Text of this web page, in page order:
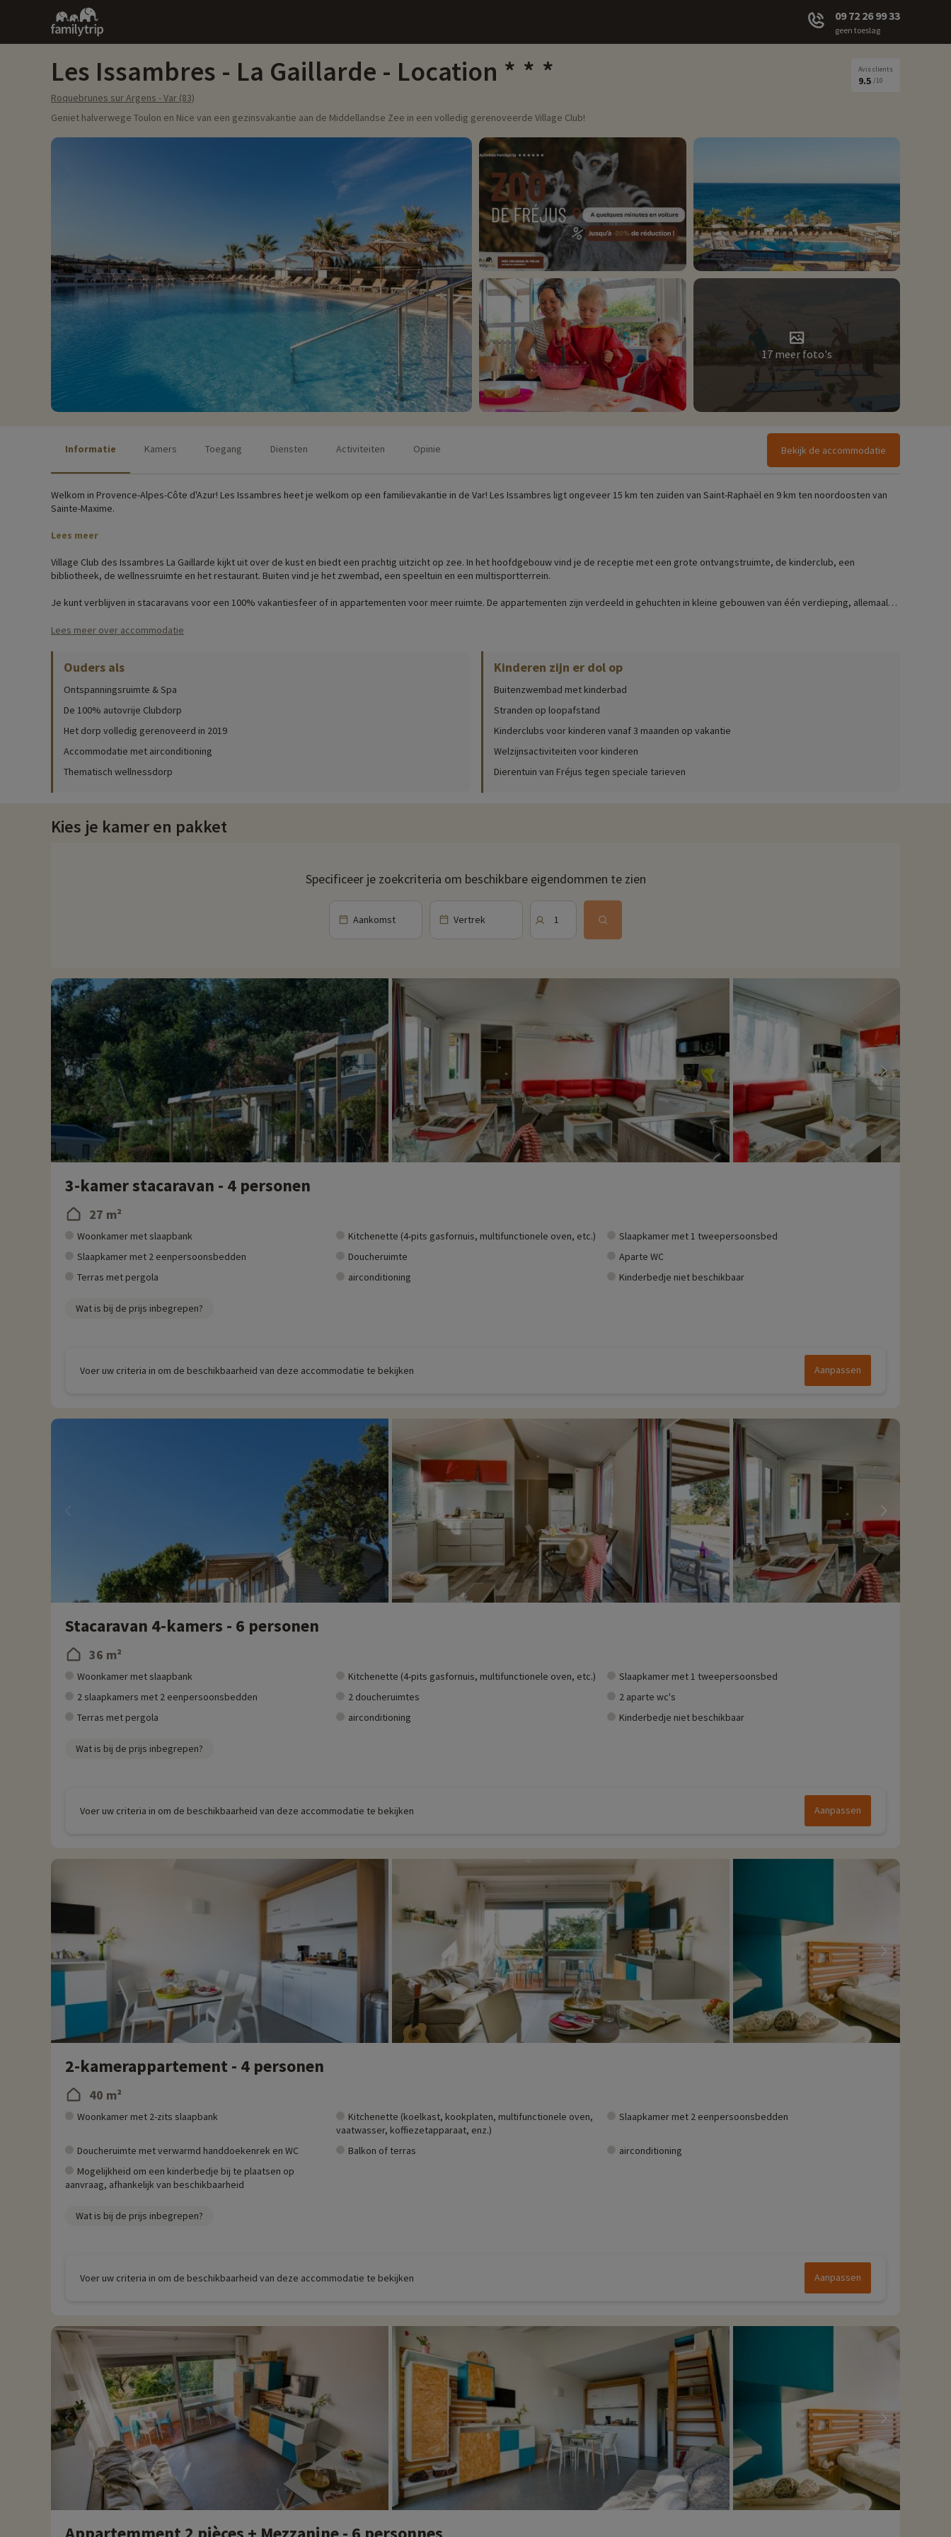
Family
trip
09 72 26 99 33
geen toeslag
Les Issambres - La Gaillarde - Location
Roquebrunes sur Argens - Var (83)
Avis clients
9.5 /10
Geniet halverwege Toulon en Nice van een gezinsvakantie aan de Middellandse Zee in een volledig gerenoveerde Village Club!
17 meer foto's
Informatie Kamers Toegang Diensten Activiteiten Opinie Bekijk de accommodatie
Welkom in Provence-Alpes-Côte d'Azur! Les Issambres heet je welkom op een familievakantie in de Var! Les Issambres ligt ongeveer 15 km ten zuiden van Saint-Raphaël en 9 km ten noordoosten van
Sainte-Maxime.
Lees meer
Village Club des Issambres La Gaillarde kijkt uit over de kust en biedt een prachtig uitzicht op zee. In het hoofdgebouw vind je de receptie met een grote ontvangstruimte, de kinderclub, een
bibliotheek, de wellnessruimte en het restaurant. Buiten vind je het zwembad, een speeltuin en een multisportterrein.
Je kunt verblijven in stacaravans voor een 100% vakantiesfeer of in appartementen voor meer ruimte. De appartementen zijn verdeeld in gehuchten in kleine gebouwen van één verdieping, allemaal
Klik hiervoor precieze informatie over de activiteiten ter plaatse (openingsdata, leeftijden van de clubs, inhoud van het babypakket, enz.
Profiteer van het buitenzwembad en het prachtige uitzicht op zee om af te koelen of te ontspannen op je ligstoel. Om te ontspannen staan het bubbelbad, de hamam en de sauna ook tot je
beschikking. Als je de voorkeur geeft aan de zee, is het zandstrand te voet bereikbaar vanaf de village club via een kleine, perfect beveiligde ondergrondse passage, ideaal voor gezinnen met jonge
In de club worden activiteiten voor kinderen georganiseerd. Ze kunnen andere jonge vakantiegangers ontmoeten en samen plezier maken. Voor oudere kinderen zijn er activiteiten zoals
Het restaurant
Het restaurant ligt in het centrum van de village club en verwelkomt je binnen of buiten op het terras om te genieten van het panoramische uitzicht op de Middellandse Zee. De maaltijden worden in
buffetvorm geserveerd en babyvoeding is beschikbaar. Er worden regelmatig thema-avonden georganiseerd.
Les Issambres is een badplaats en de toegangspoort tot Roquebrune-sur-Argens, met 8 km kreken, baaien en fijne zandstranden. Bezoek als gezin zeker de vele bezienswaardigheden in de
omgeving, zoals Roquebrune-sur-Argens, de verbinding tussen de Maures en de Estérel, Fréjus met zijn arena's, aquaduct, theater en archeologisch museum, en Saint-Raphaël, een oud vissersdorp.
Het waterpark Aqualand met glijbanen, op 7 km van het vakantiedorp, is een geweldige plek om af te koelen en plezier te maken voor jong en oud. Ook in Fréjus, op 15 km afstand, is een bezoek aan
direct online worden geboekt nadat je je accommodatie hebt gekozen, en je kunt ze ontdekkendoor hier te klikken!
Meer informatie
- Huisdieren niet toegestaan
Lees meer over accommodatie
Ouders als
Ontspanningsruimte & Spa
De 100% autovrije Clubdorp
Het dorp volledig gerenoveerd in 2019
Accommodatie met airconditioning
Thematisch wellnessdorp
Kinderen zijn er dol op
Buitenzwembad met kinderbad
Stranden op loopafstand
Kinderclubs voor kinderen vanaf 3 maanden op vakantie
Welzijnsactiviteiten voor kinderen
Dierentuin van Fréjus tegen speciale tarieven
Kies je kamer en pakket
Specificeer je zoekcriteria om beschikbare eigendommen te zien
Aankomst Vertrek 1
3-kamer stacaravan - 4 personen
27 m²
Woonkamer met slaapbank Kitchenette (4-pits gasfornuis, multifunctionele oven, etc.)
Slaapkamer met 1 tweepersoonsbed
Slaapkamer met 2 eenpersoonsbedden
Doucheruimte
Aparte WC
Terras met pergola
airconditioning Kinderbedje niet beschikbaar
Wat is bij de prijs inbegrepen?
Voer uw criteria in om de beschikbaarheid van deze accommodatie te bekijken Aanpassen
Stacaravan 4-kamers - 6 personen
36 m²
Woonkamer met slaapbank Kitchenette (4-pits gasfornuis, multifunctionele oven, etc.)
Slaapkamer met 1 tweepersoonsbed
2 slaapkamers met 2 eenpersoonsbedden
2 doucheruimtes
2 aparte wc's
Terras met pergola
airconditioning Kinderbedje niet beschikbaar
Wat is bij de prijs inbegrepen?
Voer uw criteria in om de beschikbaarheid van deze accommodatie te bekijken Aanpassen
2-kamerappartement - 4 personen
40 m²
Woonkamer met 2-zits slaapbank
Kitchenette (koelkast, kookplaten, multifunctionele oven,
vaatwasser, koffiezetapparaat, enz.)
Slaapkamer met 2 eenpersoonsbedden
Doucheruimte met verwarmd handdoekenrek en WC Balkon of terras
airconditioning
Mogelijkheid om een kinderbedje bij te plaatsen op
aanvraag, afhankelijk van beschikbaarheid
Wat is bij de prijs inbegrepen?
Voer uw criteria in om de beschikbaarheid van deze accommodatie te bekijken Aanpassen